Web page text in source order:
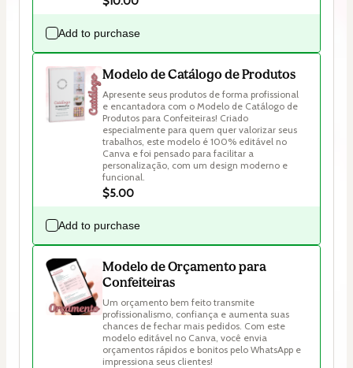
Add to purchase
Modelo de Catálogo de Produtos
Apresente seus produtos de forma profissional
e encantadora com o Modelo de Catálogo de
Produtos para Confeiteiras! Criado
especialmente para quem quer valorizar seus
trabalhos, este modelo é 100% editável no
Canva e foi pensado para facilitar a
personalização, com um design moderno e
funcional.
$5.00
Add to purchase
Modelo de Orçamento para
Confeiteiras
Um orçamento bem feito transmite
profissionalismo, confiança e aumenta suas
chances de fechar mais pedidos. Com este
modelo editável no Canva, você envia
orçamentos rápidos e bonitos pelo WhatsApp e
impressiona seus clientes!